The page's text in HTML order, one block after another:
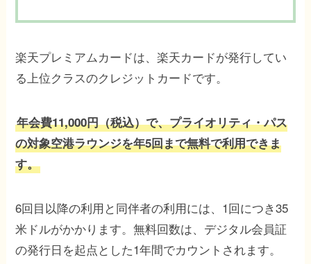
楽天プレミアムカードは、楽天カードが発行してい
る上位クラスのクレジットカードです。
年会費11,000円（税込）で、プライオリティ・パス
の対象空港ラウンジを年5回まで無料で利用できま
す。
6回目以降の利用と同伴者の利用には、1回につき35
米ドルがかかります。無料回数は、デジタル会員証
の発行日を起点とした1年間でカウントされます。